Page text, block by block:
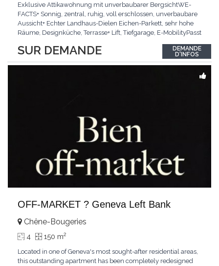
SUR DEMANDE
Exklusive Attikawohnung mit unverbaubarer BergsichtWE-
FACTS+ Sonnig, zentral, ruhig, voll erschlossen, unverbaubare
Aussicht+ Echter Landhaus-Dielen Eichen-Parkett, sehr hohe
Räume, Designküche, Terrasse+ Lift, Tiefgarage, E-MobilityPasst
ArchitekturKLARTEXT: Grosszügig, sonnig und kompromisslos
hochwertig mit Logenplatz.Interessiert?...
DEMANDE
D'INFOS
OFF-MARKET ? Geneva Left Bank
Chêne-Bougeries
4 150 m2
Located in one of Geneva's most sought-after residential areas,
this outstanding apartment has been completely redesigned